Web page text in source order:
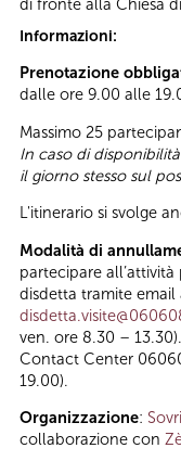
Informazioni:
Prenotazione
dalle ore 9.00 alle
Massimo 25
In caso di
il giorno stesso sul
L'itinerario si svolge
Modalità di
partecipare
disdetta tramite email
ven. ore 8.30 –
Contact Center
19.00).
Organizzazione:
collaborazione con